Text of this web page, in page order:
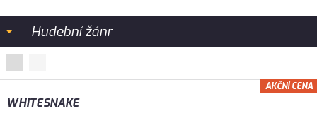
Hudební žánr
WHITESNAKE
AKČNÍ CENA